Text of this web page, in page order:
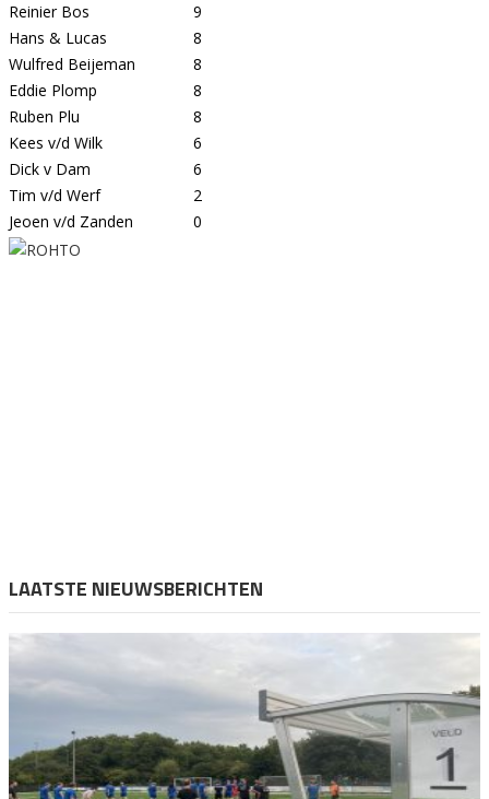
Reinier Bos
9
Hans & Lucas
8
Wulfred Beijeman
8
Eddie Plomp
8
Ruben Plu
8
Kees v/d Wilk
6
Dick v Dam
6
Tim v/d Werf
2
Jeoen v/d Zanden
0
LAATSTE NIEUWSBERICHTEN